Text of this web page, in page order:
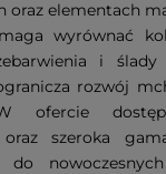
oraz elementach
wyrównać
i ślady
rozwój
ofercie
szeroka
do